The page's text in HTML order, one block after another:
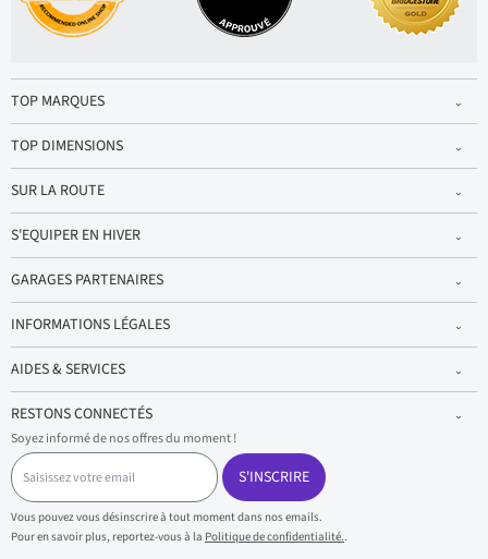
TOP MARQUES
TOP DIMENSIONS
SUR LA ROUTE
S'EQUIPER EN HIVER
GARAGES PARTENAIRES
INFORMATIONS LÉGALES
AIDES & SERVICES
RESTONS CONNECTÉS
Soyez informé de nos offres du moment !
S
a
i
s
i
s
S'INSCRIRE
Vous pouvez vous désinscrire à tout moment dans nos emails.
Pour en savoir plus, reportez-vous à la Politique de confidentialité..